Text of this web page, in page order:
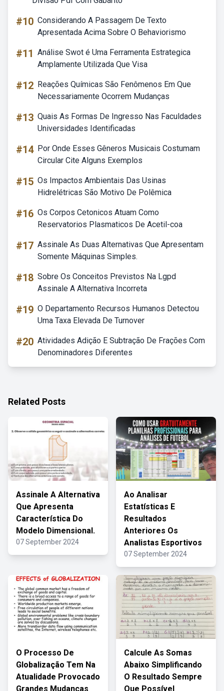
#10 Considerando A Passagem De Texto
Apresentada Acima Sobre O Behaviorismo
#11 Análise Swot é Uma Ferramenta Estrategica
Amplamente Utilizada Que Visa
#12 Reações Químicas São Fenômenos Em Que
Necessariamente Ocorrem Mudanças
#13 Quais As Formas De Ingresso Nas Faculdades
Universidades Identificadas
#14 Por Onde Esses Gêneros Musicais Costumam
Circular Cite Alguns Exemplos
#15 Os Impactos Ambientais Das Usinas
Hidrelétricas São Motivo De Polêmica
#16 Os Corpos Cetonicos Atuam Como
Reservatorios Plasmaticos De Acetil-coa
#17 Assinale As Duas Alternativas Que Apresentam
Somente Máquinas Simples.
#18 Sobre Os Conceitos Previstos Na Lgpd
Assinale A Alternativa Incorreta
#19 O Departamento Recursos Humanos Detectou
Uma Taxa Elevada De Turnover
#20 Atividades Adição E Subtração De Frações Com
Denominadores Diferentes
Related Posts
Assinale A Alternativa
Que Apresenta
Característica Do
Modelo Dimensional.
07 September 2024
Ao Analisar
Estatísticas E
Resultados
Anteriores Os
Analistas Esportivos
07 September 2024
O Processo De
Globalização Tem Na
Atualidade Provocado
Grandes Mudanças
Calcule As Somas
Abaixo Simplificando
O Resultado Sempre
Que Possível